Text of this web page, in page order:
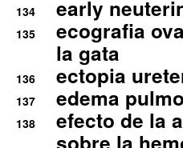
134 early
135
ecografia
la gata
136 ectopia
137 edema
138
efecto de la
sobre la